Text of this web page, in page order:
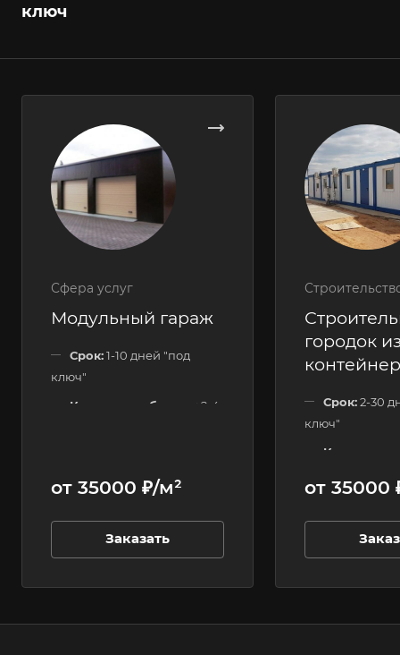
ключ
Сфера услуг
Модульный гараж
Срок:1-10 дней "под
ключ"
Количество блоков:
2-4
от 35000 ₽/м²
Заказать
городок
Срок:2-30
ключ"
от 35000